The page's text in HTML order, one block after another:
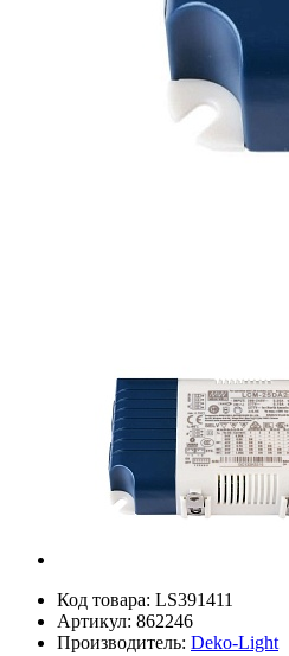
Код товара: LS391411
Артикул: 862246
Производитель: Deko-Light